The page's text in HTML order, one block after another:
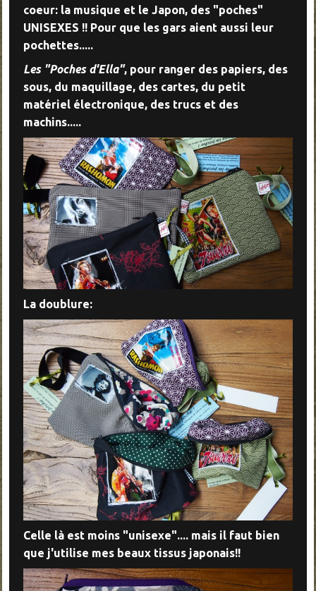
coeur: la musique et le Japon, des "poches"
UNISEXES !! Pour que les gars aient aussi leur
pochettes.....
Les "Poches d'Ella", pour ranger des papiers, des
sous, du maquillage, des cartes, du petit
matériel électronique, des trucs et des
machins.....
La doublure:
Celle là est moins "unisexe".... mais il faut bien
que j'utilise mes beaux tissus japonais!!